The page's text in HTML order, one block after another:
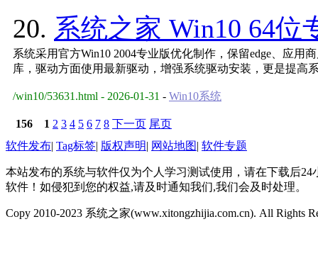
20. 系统之家 Win10 64位
系统采用官方Win10 2004专业版优化制作，保留edge、应用
库，驱动方面使用最新驱动，增强系统驱动安装，更是提高
/win10/53631.html - 2026-01-31 - Win10系统
156 1 2 3 4 5 6 7 8 下一页 尾页
软件发布| Tag标签| 版权声明| 网站地图| 软件专题
本站发布的系统与软件仅为个人学习测试使用，请在下载后
软件！如侵犯到您的权益,请及时通知我们,我们会及时处理。
Copy 2010-2023 系统之家(www.xitongzhijia.com.cn). All Rights